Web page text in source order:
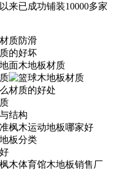
来已成功铺装10000多家